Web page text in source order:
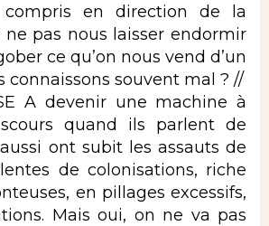
en direction de la
ne pas nous laisser endormir
ce qu’on nous vend d’un
connaissons souvent mal ? //
A devenir une machine à
quand ils parlent de
ont subit les assauts de
de colonisations, riche
en pillages excessifs,
Mais oui, on ne va pas